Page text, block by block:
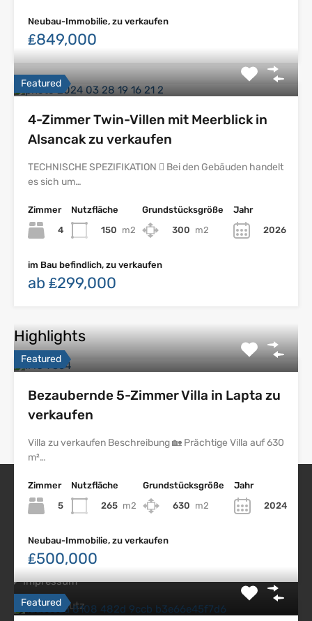
Neubau-Immobilie, zu verkaufen
₤849,000
Featured
4-Zimmer Twin-Villen mit Meerblick in
Alsancak zu verkaufen
TECHNISCHE SPEZIFIKATION  Bei den Gebäuden handelt
es sich um…
Zimmer
4
Nutzfläche
150 m2
Grundstücksgröße
300 m2
Jahr
2026
im Bau befindlich, zu verkaufen
ab ₤299,000
Highlights
Featured
Bezaubernde 5-Zimmer Villa in Lapta zu
verkaufen
Villa zu verkaufen Beschreibung 🏡 Prächtige Villa auf 630
m²…
Zimmer
5
Nutzfläche
265 m2
Grundstücksgröße
630 m2
Jahr
2024
Neubau-Immobilie, zu verkaufen
₤500,000
Featured
Nordzypern Immobilien
Impressum
Datenschutz